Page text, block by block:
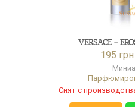
VERSACE -
195
Снят с